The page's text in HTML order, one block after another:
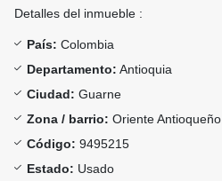
Detalles del inmueble :
País: Colombia
Departamento: Antioquia
Ciudad: Guarne
Zona / barrio: Oriente Antioqueño
Código: 9495215
Estado: Usado